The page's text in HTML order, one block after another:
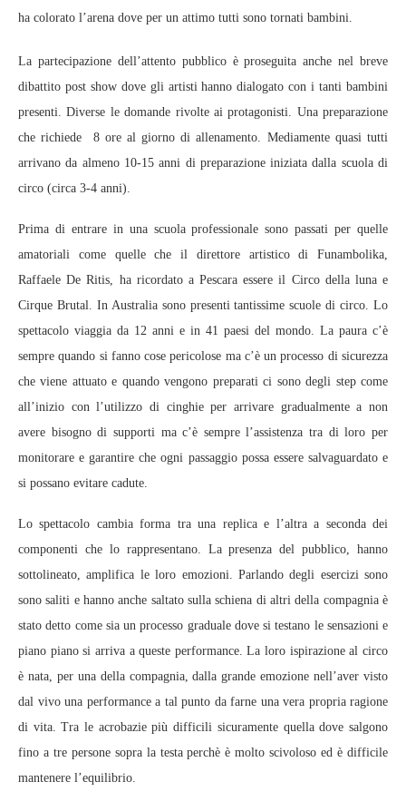
ha colorato l’arena dove per un attimo tutti sono tornati bambini.
La partecipazione dell’attento pubblico è proseguita anche nel breve
dibattito post show dove gli artisti hanno dialogato con i tanti bambini
presenti. Diverse le domande rivolte ai protagonisti. Una preparazione
che richiede 8 ore al giorno di allenamento. Mediamente quasi tutti
arrivano da almeno 10-15 anni di preparazione iniziata dalla scuola di
circo (circa 3-4 anni).
Prima di entrare in una scuola professionale sono passati per quelle
amatoriali come quelle che il direttore artistico di Funambolika,
Raffaele De Ritis, ha ricordato a Pescara essere il Circo della luna e
Cirque Brutal. In Australia sono presenti tantissime scuole di circo. Lo
spettacolo viaggia da 12 anni e in 41 paesi del mondo. La paura c’è
sempre quando si fanno cose pericolose ma c’è un processo di sicurezza
che viene attuato e quando vengono preparati ci sono degli step come
all’inizio con l’utilizzo di cinghie per arrivare gradualmente a non
avere bisogno di supporti ma c’è sempre l’assistenza tra di loro per
monitorare e garantire che ogni passaggio possa essere salvaguardato e
si possano evitare cadute.
Lo spettacolo cambia forma tra una replica e l’altra a seconda dei
componenti che lo rappresentano. La presenza del pubblico, hanno
sottolineato, amplifica le loro emozioni. Parlando degli esercizi sono
sono saliti e hanno anche saltato sulla schiena di altri della compagnia è
stato detto come sia un processo graduale dove si testano le sensazioni e
piano piano si arriva a queste performance. La loro ispirazione al circo
è nata, per una della compagnia, dalla grande emozione nell’aver visto
dal vivo una performance a tal punto da farne una vera propria ragione
di vita. Tra le acrobazie più difficili sicuramente quella dove salgono
fino a tre persone sopra la testa perchè è molto scivoloso ed è difficile
mantenere l’equilibrio.